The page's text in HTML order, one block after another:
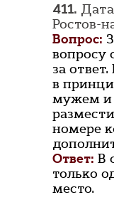
411.
Ростов-
Вопрос:
вопросу
за
в
мужем и
номере
Ответ: В
только
место.